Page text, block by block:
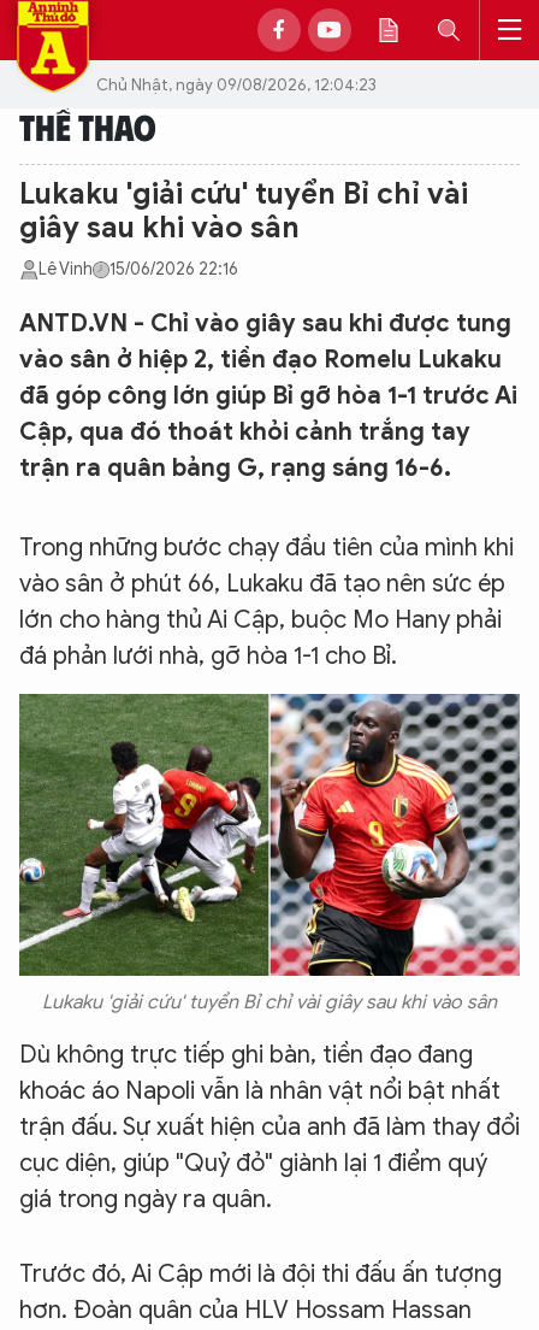
Chủ Nhật, ngày 09/08/2026, 12:04:23
THỂ THAO
Lukaku 'giải cứu' tuyển Bỉ chỉ vài
giây sau khi vào sân
Lê Vinh 15/06/2026 22:16
ANTD.VN - Chỉ vào giây sau khi được tung
vào sân ở hiệp 2, tiền đạo Romelu Lukaku
đã góp công lớn giúp Bỉ gỡ hòa 1-1 trước Ai
Cập, qua đó thoát khỏi cảnh trắng tay
trận ra quân bảng G, rạng sáng 16-6.
Trong những bước chạy đầu tiên của mình khi
vào sân ở phút 66, Lukaku đã tạo nên sức ép
lớn cho hàng thủ Ai Cập, buộc Mo Hany phải
đá phản lưới nhà, gỡ hòa 1-1 cho Bỉ.
Lukaku 'giải cứu' tuyển Bỉ chỉ vài giây sau khi vào sân
Dù không trực tiếp ghi bàn, tiền đạo đang
khoác áo Napoli vẫn là nhân vật nổi bật nhất
trận đấu. Sự xuất hiện của anh đã làm thay đổi
cục diện, giúp "Quỷ đỏ" giành lại 1 điểm quý
giá trong ngày ra quân.
Trước đó, Ai Cập mới là đội thi đấu ấn tượng
hơn. Đoàn quân của HLV Hossam Hassan